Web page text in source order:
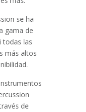
se ha
gama de
todas las
más altos
de